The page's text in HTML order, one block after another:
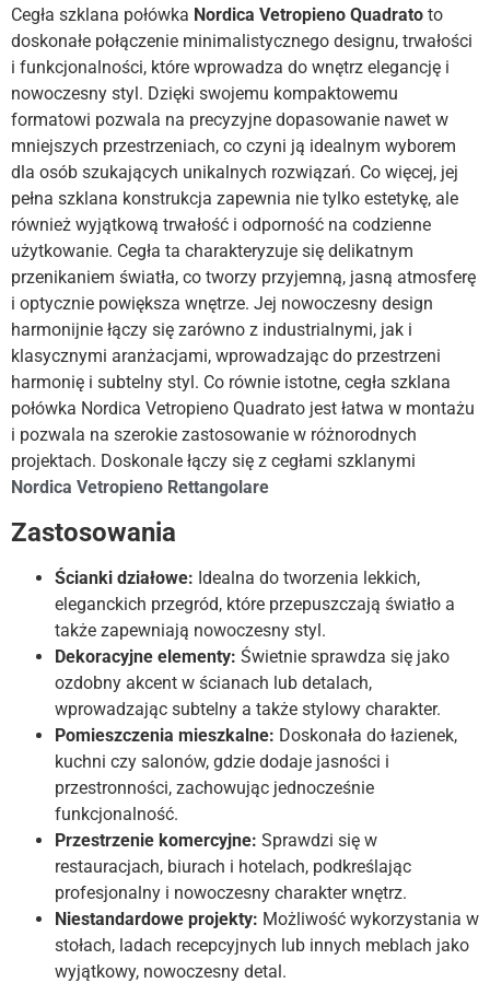
Cegła szklana połówka Nordica Vetropieno Quadrato to
doskonałe połączenie minimalistycznego designu, trwałości
i funkcjonalności, które wprowadza do wnętrz elegancję i
nowoczesny styl. Dzięki swojemu kompaktowemu
formatowi pozwala na precyzyjne dopasowanie nawet w
mniejszych przestrzeniach, co czyni ją idealnym wyborem
dla osób szukających unikalnych rozwiązań. Co więcej, jej
pełna szklana konstrukcja zapewnia nie tylko estetykę, ale
również wyjątkową trwałość i odporność na codzienne
użytkowanie. Cegła ta charakteryzuje się delikatnym
przenikaniem światła, co tworzy przyjemną, jasną atmosferę
i optycznie powiększa wnętrze. Jej nowoczesny design
harmonijnie łączy się zarówno z industrialnymi, jak i
klasycznymi aranżacjami, wprowadzając do przestrzeni
harmonię i subtelny styl. Co równie istotne, cegła szklana
połówka Nordica Vetropieno Quadrato jest łatwa w montażu
i pozwala na szerokie zastosowanie w różnorodnych
projektach. Doskonale łączy się z cegłami szklanymi
Nordica Vetropieno Rettangolare
Zastosowania
Ścianki działowe: Idealna do tworzenia lekkich,
eleganckich przegród, które przepuszczają światło a
także zapewniają nowoczesny styl.
Dekoracyjne elementy: Świetnie sprawdza się jako
ozdobny akcent w ścianach lub detalach,
wprowadzając subtelny a także stylowy charakter.
Pomieszczenia mieszkalne: Doskonała do łazienek,
kuchni czy salonów, gdzie dodaje jasności i
przestronności, zachowując jednocześnie
funkcjonalność.
Przestrzenie komercyjne: Sprawdzi się w
restauracjach, biurach i hotelach, podkreślając
profesjonalny i nowoczesny charakter wnętrz.
Niestandardowe projekty: Możliwość wykorzystania w
stołach, ladach recepcyjnych lub innych meblach jako
wyjątkowy, nowoczesny detal.